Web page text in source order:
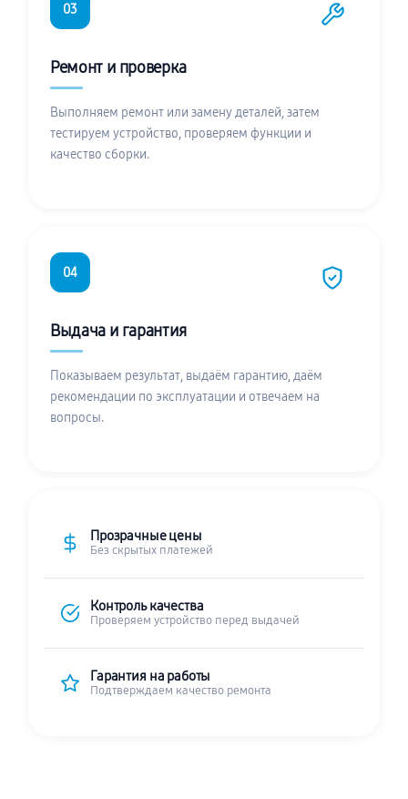
03
Ремонт и проверка
Выполняем ремонт или замену деталей, затем
тестируем устройство, проверяем функции и
качество сборки.
04
Выдача и гарантия
Показываем результат, выдаём гарантию, даём
рекомендации по эксплуатации и отвечаем на
вопросы.
Прозрачные цены
Без скрытых платежей
Контроль качества
Проверяем устройство перед выдачей
Гарантия на работы
Подтверждаем качество ремонта